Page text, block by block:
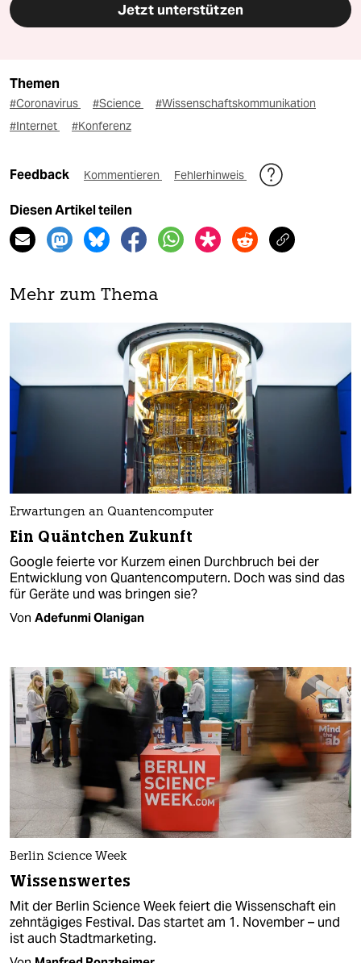
Jetzt unterstützen
Themen
#Coronavirus #Science
#Wissenschaftskommunikation
#Internet
#Konferenz
Feedback Kommentieren Fehlerhinweis
Diesen Artikel teilen
Mehr zum Thema
Erwartungen an Quantencomputer
Ein Quäntchen Zukunft
Google feierte vor Kurzem einen Durchbruch bei der
Entwicklung von Quantencomputern. Doch was sind das
für Geräte und was bringen sie?
Von Adefunmi Olanigan
Berlin Science Week
Wissenswertes
Mit der Berlin Science Week feiert die Wissenschaft ein
zehntägiges Festival. Das startet am 1. November – und
ist auch Stadtmarketing.